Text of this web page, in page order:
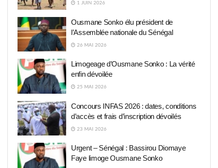
1 JUIN 2026
Ousmane Sonko élu président de
l’Assemblée nationale du Sénégal
26 MAI 2026
Limogeage d’Ousmane Sonko : La vérité
enfin dévoilée
25 MAI 2026
Concours INFAS 2026 : dates, conditions
d’accès et frais d’inscription dévoilés
23 MAI 2026
Urgent – Sénégal : Bassirou Diomaye
Faye limoge Ousmane Sonko